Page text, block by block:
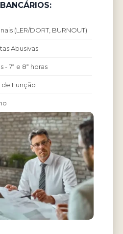
(LER/DORT, BURNOUT)
Abusivas
- 7ª e 8ª horas
Função